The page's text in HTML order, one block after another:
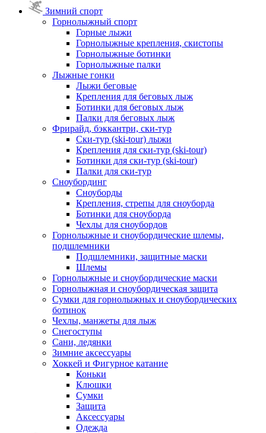
Зимний спорт
Горнолыжный спорт
Горные лыжи
Горнолыжные крепления, скистопы
Горнолыжные ботинки
Горнолыжные палки
Лыжные гонки
Лыжи беговые
Крепления для беговых лыж
Ботинки для беговых лыж
Палки для беговых лыж
Фрирайд, бэккантри, ски-тур
Ски-тур (ski-tour) лыжи
Крепления для ски-тур (ski-tour)
Ботинки для ски-тур (ski-tour)
Палки для ски-тур
Сноубординг
Сноуборды
Крепления, стрепы для сноуборда
Ботинки для сноуборда
Чехлы для сноубордов
Горнолыжные и сноубордические шлемы,
подшлемники
Подшлемники, защитные маски
Шлемы
Горнолыжные и сноубордические маски
Горнолыжная и сноубордическая защита
Сумки для горнолыжных и сноубордических
ботинок
Чехлы, манжеты для лыж
Снегоступы
Сани, ледянки
Зимние аксессуары
Хоккей и Фигурное катание
Коньки
Клюшки
Сумки
Защита
Аксессуары
Одежда